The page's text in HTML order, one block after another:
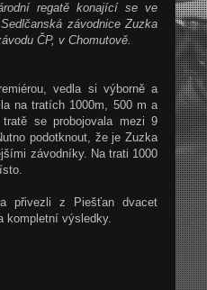
regatě konající se ve
závodnice Zuzka
ČP, v Chomutově.
vedla si výborně a
na tratích 1000m, 500 m a
se probojovala mezi 9
podotknout, že je Zuzka
závodníky. Na trati 1000
přivezli z Piešťan dvacet
kompletní výsledky.